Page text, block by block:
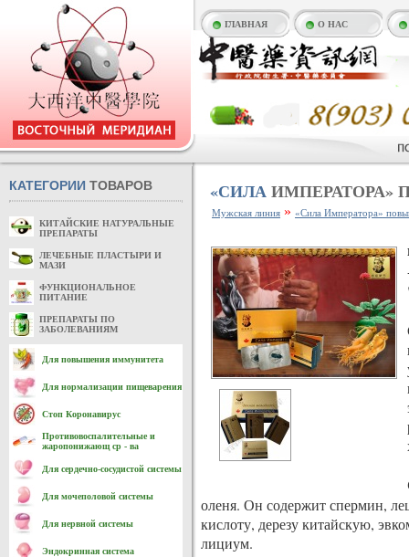
ГЛАВНАЯ О НАС
КАТЕГОРИИ ТОВАРОВ
КИТАЙСКИЕ НАТУРАЛЬНЫЕ
ПРЕПАРАТЫ
ЛЕЧЕБНЫЕ ПЛАСТЫРИ И
МАЗИ
ФУНКЦИОНАЛЬНОЕ
ПИТАНИЕ
ПРЕПАРАТЫ ПО
ЗАБОЛЕВАНИЯМ
Для повышения иммунитета
Для нормализации пищеварения
Стоп Коронавирус
Противовоспалительные и
жаропонижающ ср - ва
Для сердечно-cосудистой системы
Для мочеполовой системы
Для нервной системы
Эндокринная система
«СИЛА
Мужская линия » «Сила Императора»
оленя. Он содержит спермин,
кислоту, дерезу китайскую,
лициум.